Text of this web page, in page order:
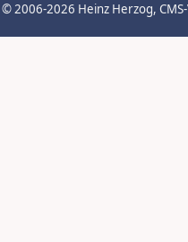
© 2006-2026 Heinz Herzog,